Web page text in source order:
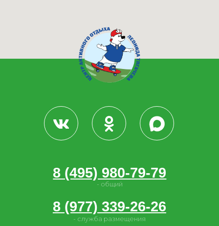
проект
разработан
© «Горнолыжный клуб Леонида Тягачёва»